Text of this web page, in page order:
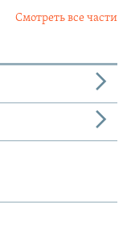
Смотреть все части